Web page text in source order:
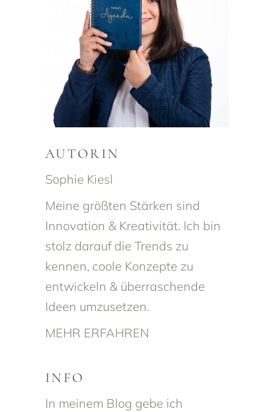
AUTORIN
Sophie Kiesl
Meine größten Stärken sind
Innovation & Kreativität. Ich bin
stolz darauf die Trends zu
kennen, coole Konzepte zu
entwickeln & überraschende
Ideen umzusetzen.
MEHR ERFAHREN
INFO
In meinem Blog gebe ich